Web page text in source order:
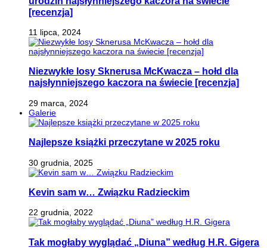
[recenzja]
11 lipca, 2024
Niezwykłe losy Sknerusa McKwacza – hołd dla
najsłynniejszego kaczora na świecie [recenzja]
29 marca, 2024
Galerie
Najlepsze książki przeczytane w 2025 roku
30 grudnia, 2025
Kevin sam w… Związku Radzieckim
22 grudnia, 2022
Tak mogłaby wyglądać „Diuna” według H.R. Gigera